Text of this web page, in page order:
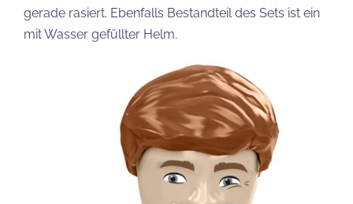
gerade rasiert. Ebenfalls Bestandteil des Sets ist ein
mit Wasser gefüllter Helm.